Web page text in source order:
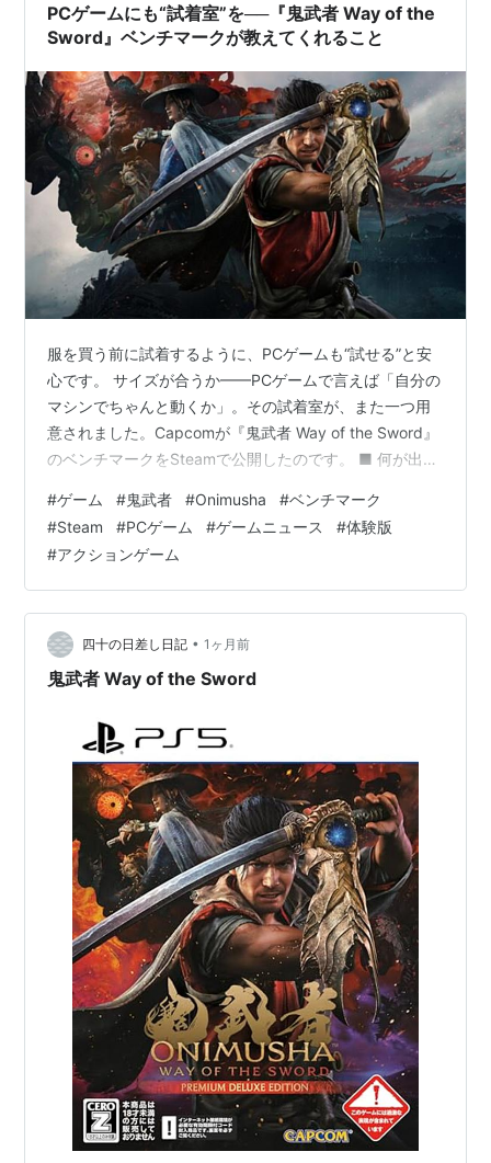
PCゲームにも“試着室”を──『鬼武者 Way of the
Sword』ベンチマークが教えてくれること
服を買う前に試着するように、PCゲームも“試せる”と安
心です。 サイズが合うか——PCゲームで言えば「自分の
マシンでちゃんと動くか」。その試着室が、また一つ用
意されました。Capcomが『鬼武者 Way of the Sword』
のベンチマークをSteamで公開したのです。 ■ 何が出た
ログラム”。 実際のゲームに近い負荷をかけて、あなたの
PCで何fps出るか、どこまで設定を上げられるかを数値
で示してくれます。買う前に相性を確かめられる、まさ
に試着です。 ■ 手に入れるには このベンチマーク、デモ
とは少し違い、入手にひと手間あります。 St…
#ゲーム #鬼武者 #Onimusha #ベンチマーク
#Steam #PCゲーム #ゲームニュース #体験版
#アクションゲーム
四十の日差し日記 • 1ヶ月前
鬼武者 Way of the Sword